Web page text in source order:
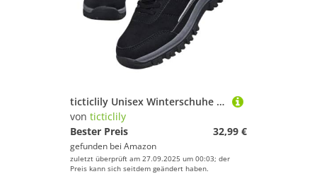
ticticlily Unisex Winterschuhe Damen Herren Warm Gefüttert Sneaker Leicht Winterstiefel Wildleder Winter Kurzschaft Stiefel Schneestiefel rutschfest C Schwarz 38 EU
von ticticlily
Bester Preis
32,99 €
gefunden bei Amazon
zuletzt überprüft am 27.09.2025 um 00:03; der
Preis kann sich seitdem geändert haben.